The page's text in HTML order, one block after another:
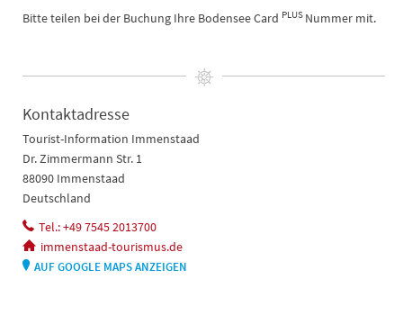
Bitte teilen bei der Buchung Ihre Bodensee Card PLUS Nummer mit.
Kontaktadresse
Tourist-Information Immenstaad
Dr. Zimmermann Str. 1
88090 Immenstaad
Deutschland
Tel.: +49 7545 2013700
immenstaad-tourismus.de
AUF GOOGLE MAPS ANZEIGEN